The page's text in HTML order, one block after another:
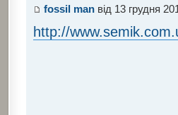
fossil manвід 13 грудня
http://